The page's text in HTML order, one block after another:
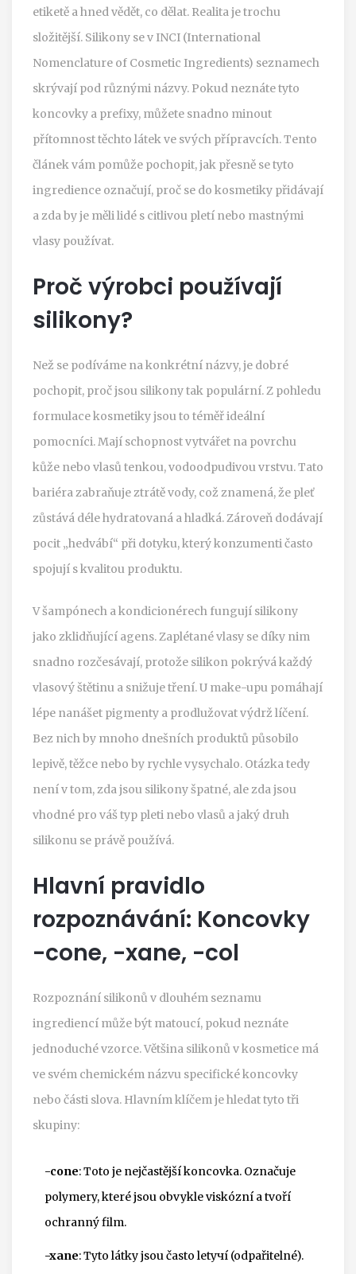
etiketě a hned vědět, co dělat. Realita je trochu
složitější. Silikony se v INCI (International
Nomenclature of Cosmetic Ingredients) seznamech
skrývají pod různými názvy. Pokud neznáte tyto
koncovky a prefixy, můžete snadno minout
přítomnost těchto látek ve svých přípravcích. Tento
článek vám pomůže pochopit, jak přesně se tyto
ingredience označují, proč se do kosmetiky přidávají
a zda by je měli lidé s citlivou pletí nebo mastnými
vlasy používat.
Proč výrobci používají
silikony?
Než se podíváme na konkrétní názvy, je dobré
pochopit, proč jsou silikony tak populární. Z pohledu
formulace kosmetiky jsou to téměř ideální
pomocníci. Mají schopnost vytvářet na povrchu
kůže nebo vlasů tenkou, vodoodpudivou vrstvu. Tato
bariéra zabraňuje ztrátě vody, což znamená, že pleť
zůstává déle hydratovaná a hladká. Zároveň dodávají
pocit „hedvábí“ při dotyku, který konzumenti často
spojují s kvalitou produktu.
V šampónech a kondicionérech fungují silikony
jako zklidňující agens. Zaplétané vlasy se díky nim
snadno rozčesávají, protože silikon pokrývá každý
vlasový štětinu a snižuje tření. U make-upu pomáhají
lépe nanášet pigmenty a prodlužovat výdrž líčení.
Bez nich by mnoho dnešních produktů působilo
lepivě, těžce nebo by rychle vysychalo. Otázka tedy
není v tom, zda jsou silikony špatné, ale zda jsou
vhodné pro váš typ pleti nebo vlasů a jaký druh
silikonu se právě používá.
Hlavní pravidlo
rozpoznávání: Koncovky
-cone, -xane, -col
Rozpoznání silikonů v dlouhém seznamu
ingrediencí může být matoucí, pokud neznáte
jednoduché vzorce. Většina silikonů v kosmetice má
ve svém chemickém názvu specifické koncovky
nebo části slova. Hlavním klíčem je hledat tyto tři
skupiny:
-cone: Toto je nejčastější koncovka. Označuje
polymery, které jsou obvykle viskózní a tvoří
ochranný film.
-xane: Tyto látky jsou často letучí (odpařitelné).